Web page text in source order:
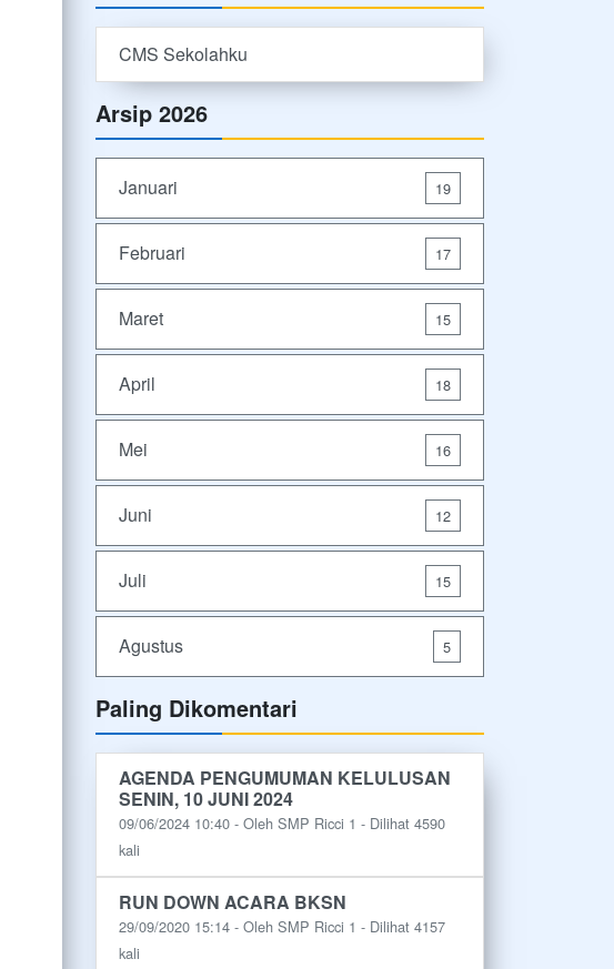
CMS Sekolahku
Arsip 2026
Januari 19
Februari 17
Maret 15
April 18
Mei 16
Juni 12
Juli 15
Agustus 5
Paling Dikomentari
AGENDA PENGUMUMAN KELULUSAN
SENIN, 10 JUNI 2024
09/06/2024 10:40 - Oleh SMP Ricci 1 - Dilihat 4590
kali
RUN DOWN ACARA BKSN
29/09/2020 15:14 - Oleh SMP Ricci 1 - Dilihat 4157
kali